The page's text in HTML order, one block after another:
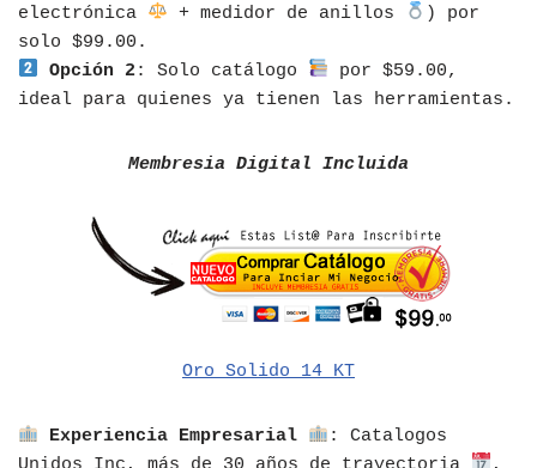
electrónica
+ medidor de anillos
) por
solo $99.00.
Opción 2: Solo catálogo
por $59.00,
ideal para quienes ya tienen las herramientas.
Membresia Digital Incluida
Oro Solido 14 KT
Experiencia Empresarial
: Catalogos